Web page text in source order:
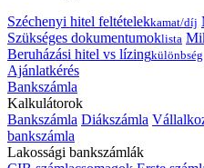
Széchenyi hitel feltételekkamat/díj
Szükséges dokumentumoklista
Beruházási hitel vs lízingkülönbség
Ajánlatkérés
Bankszámla
Kalkulátorok
Bankszámla Diákszámla
bankszámla
Lakossági bankszámlák